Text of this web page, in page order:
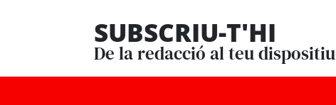
SUBSCRIU-T'HI
De la redacció al teu dispositiu